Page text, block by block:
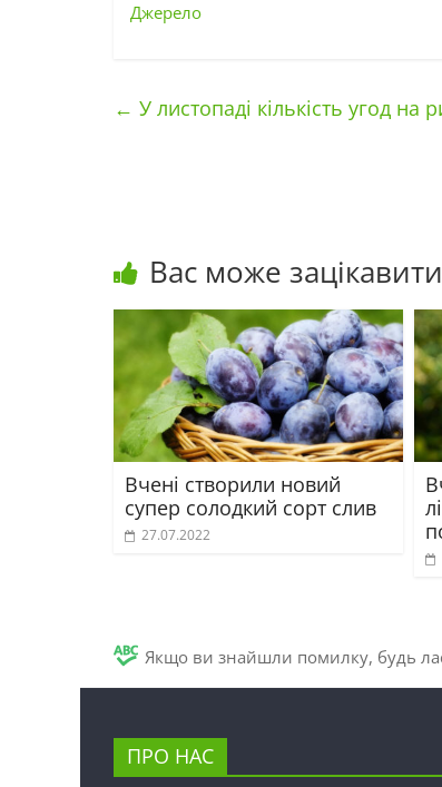
Джерело
← У листопаді кількість угод на
Вас може
Вчені створили новий
супер солодкий сорт слив
27.07.2022
Якщо ви знайшли помилку, будь
ПРО НАС